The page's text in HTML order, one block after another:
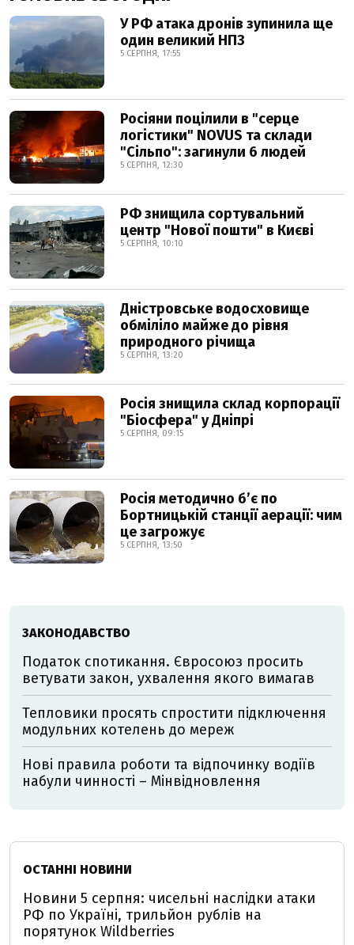
У РФ атака дронів зупинила ще
один великий НПЗ
5 СЕРПНЯ, 17:55
Росіяни поцілили в "серце
логістики" NOVUS та склади
"Сільпо": загинули 6 людей
5 СЕРПНЯ, 12:30
РФ знищила сортувальний
центр "Нової пошти" в Києві
5 СЕРПНЯ, 10:10
Дністровське водосховище
обміліло майже до рівня
природного річища
5 СЕРПНЯ, 13:20
Росія знищила склад корпорації
"Біосфера" у Дніпрі
5 СЕРПНЯ, 09:15
Росія методично б’є по
Бортницькій станції аерації: чим
це загрожує
5 СЕРПНЯ, 13:50
ЗАКОНОДАВСТВО
Податок спотикання. Євросоюз просить
ветувати закон, ухвалення якого вимагав
Тепловики просять спростити підключення
модульних котелень до мереж
Нові правила роботи та відпочинку водіїв
набули чинності – Мінвідновлення
ОСТАННІ НОВИНИ
Новини 5 серпня: чисельні наслідки атаки
РФ по Україні, трильйон рублів на
порятунок Wildberries